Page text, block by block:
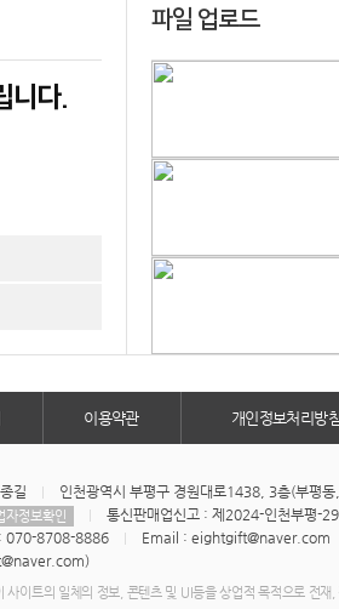
니다.
파일 업로드
이용약관 개인정보처리방
길
인천광역시 부평구 경원대로1438, 3층(부평
자정보확인
통신판매업신고 : 제2024-인천부평-
070-8708-8886
Email : eightgift@naver.com
이트의 일체의 정보, 콘텐츠 및 UI등을 상업적 목적으로 전재